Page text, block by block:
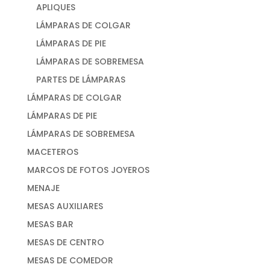
APLIQUES
LÁMPARAS DE COLGAR
LÁMPARAS DE PIE
LÁMPARAS DE SOBREMESA
PARTES DE LÁMPARAS
LÁMPARAS DE COLGAR
LÁMPARAS DE PIE
LÁMPARAS DE SOBREMESA
MACETEROS
MARCOS DE FOTOS JOYEROS
MENAJE
MESAS AUXILIARES
MESAS BAR
MESAS DE CENTRO
MESAS DE COMEDOR